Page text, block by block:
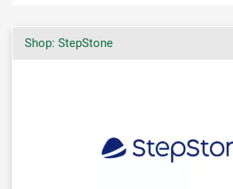
Shop: StepStone